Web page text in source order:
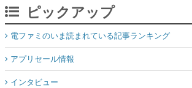
ピックアップ
電ファミのいま読まれている記事ランキング
アプリセール情報
インタビュー